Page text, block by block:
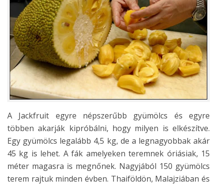
A Jackfruit egyre népszerűbb gyümölcs és egyre
többen akarják kipróbálni, hogy milyen is elkészítve.
Egy gyümölcs legalább 4,5 kg, de a legnagyobbak akár
45 kg is lehet. A fák amelyeken teremnek óriásiak, 15
méter magasra is megnőnek. Nagyjából 150 gyümölcs
terem rajtuk minden évben. Thaiföldön, Malajziában és